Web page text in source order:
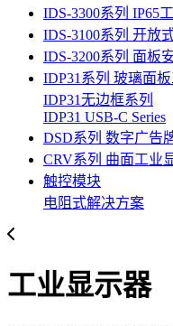
IDS-3300系列 IP65
IDS-3100系列 开放
IDS-3200系列 面板
IDP31系列 玻璃面
IDP31无边框系列
IDP31 USB-C Series
DSD系列 数字广告
CRV系列 曲面工业
触控模块
电阻式解决方案
工业显示器